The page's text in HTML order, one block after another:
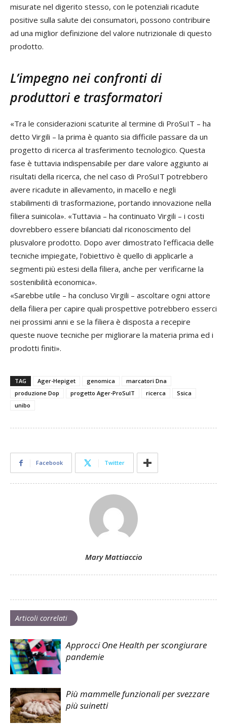
misurate nel digerito stesso, con le potenziali ricadute
positive sulla salute dei consumatori, possono contribuire
ad una miglior definizione del valore nutrizionale di questo
prodotto.
L’impegno nei confronti di
produttori e trasformatori
«Tra le considerazioni scaturite al termine di ProSuIT – ha
detto Virgili – la prima è quanto sia difficile passare da un
progetto di ricerca al trasferimento tecnologico. Questa
fase è tuttavia indispensabile per dare valore aggiunto ai
risultati della ricerca, che nel caso di ProSuIT potrebbero
avere ricadute in allevamento, in macello e negli
stabilimenti di trasformazione, portando innovazione nella
filiera suinicola». «Tuttavia – ha continuato Virgili – i costi
dovrebbero essere bilanciati dal riconoscimento del
plusvalore prodotto. Dopo aver dimostrato l’efficacia delle
tecniche impiegate, l’obiettivo è quello di applicarle a
segmenti più estesi della filiera, anche per verificarne la
sostenibilità economica».
«Sarebbe utile – ha concluso Virgili – ascoltare ogni attore
della filiera per capire quali prospettive potrebbero esserci
nei prossimi anni e se la filiera è disposta a recepire
queste nuove tecniche per migliorare la materia prima ed i
prodotti finiti».
TAG Ager-Hepiget genomica
marcatori Dna
produzione Dop
progetto Ager-ProSuIT ricerca
Ssica
unibo
Facebook Twitter
Mary Mattiaccio
Articoli correlati
Approcci One Health per scongiurare
pandemie
Più mammelle funzionali per svezzare
più suinetti